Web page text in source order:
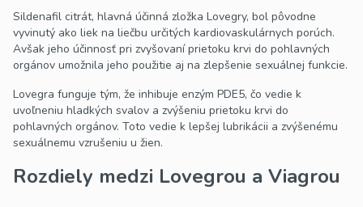
Sildenafil citrát, hlavná účinná zložka Lovegry, bol pôvodne
vyvinutý ako liek na liečbu určitých kardiovaskulárnych porúch.
Avšak jeho účinnosť pri zvyšovaní prietoku krvi do pohlavných
orgánov umožnila jeho použitie aj na zlepšenie sexuálnej funkcie.
Lovegra funguje tým, že inhibuje enzým PDE5, čo vedie k
uvoľneniu hladkých svalov a zvýšeniu prietoku krvi do
pohlavných orgánov. Toto vedie k lepšej lubrikácii a zvýšenému
sexuálnemu vzrušeniu u žien.
Rozdiely medzi Lovegrou a Viagrou